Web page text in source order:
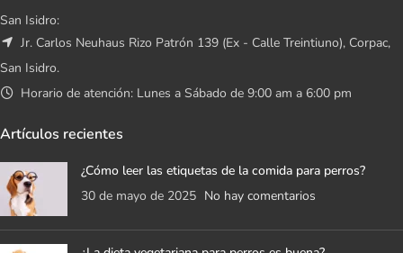
San Isidro:
Jr. Carlos Neuhaus Rizo Patrón 139 (Ex - Calle Treintiuno), Corpac,
San Isidro.
Horario de atención: Lunes a Sábado de 9:00 am a 6:00 pm
Artículos recientes
¿Cómo leer las etiquetas de la comida para perros?
30 de mayo de 2025 No hay comentarios